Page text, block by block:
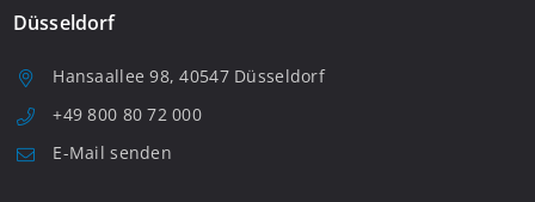
Düsseldorf
Hansaallee 98, 40547 Düsseldorf
+49 800 80 72 000
E-Mail senden